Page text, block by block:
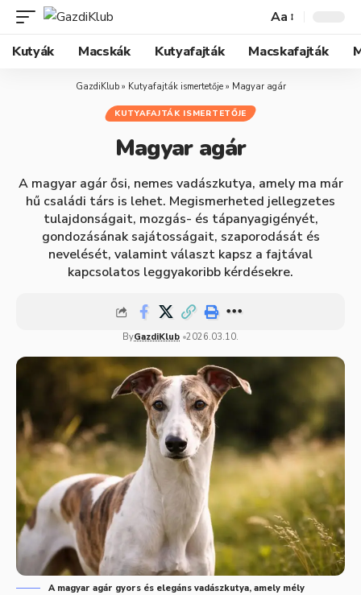
Aa
Kutyák
Macskák Kutyafajták Macskafajták
GazdiKlub» Kutyafajták ismertetője» Magyar agár
KUTYAFAJTÁK ISMERTETŐJE
Magyar agár
A magyar agár ősi, nemes vadászkutya, amely ma már
hű családi társ is lehet. Megismerheted jellegzetes
tulajdonságait, mozgás- és tápanyagigényét,
gondozásának sajátosságait, szaporodását és
nevelését, valamint választ kapsz a fajtával
kapcsolatos leggyakoribb kérdésekre.
ByGazdiKlub 2026.03.10.
A magyar agár gyors és elegáns vadászkutya, amely mély